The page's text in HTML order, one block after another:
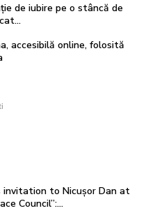
de iubire pe o stâncă de
accesibilă online, folosită
invitation to Nicușor Dan at
Council”:…